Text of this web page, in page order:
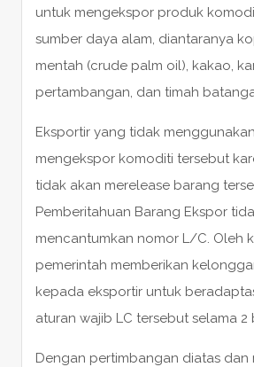
untuk mengekspor produk
sumber daya alam, diantaranya
mentah (crude palm oil), kakao,
pertambangan, dan timah
Eksportir yang tidak
mengekspor komoditi tersebut
tidak akan merelease barang
Pemberitahuan Barang Ekspor
mencantumkan nomor L/C. Oleh
pemerintah memberikan
kepada eksportir untuk
aturan wajib LC tersebut selama 2
Dengan pertimbangan diatas dan